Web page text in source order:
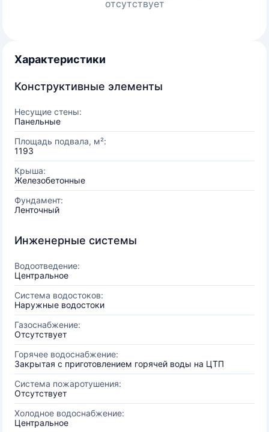
отсутствует
Характеристики
Конструктивные элементы
Несущие стены:
Панельные
Площадь подвала, м²:
1193
Крыша:
Железобетонные
Фундамент:
Ленточный
Инженерные системы
Водоотведение:
Центральное
Система водостоков:
Наружные водостоки
Газоснабжение:
Отсутствует
Горячее водоснабжение:
Закрытая с приготовлением горячей воды на ЦТП
Система пожаротушения:
Отсутствует
Холодное водоснабжение:
Центральное